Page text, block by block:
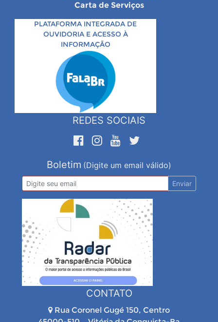
Carta de Serviços
PLATAFORMA INTEGRADA DE
OUVIDORIA E ACESSO À
INFORMAÇÃO
REDES SOCIAIS
Boletim (Digite um email válido)
Enviar
CONTATO
Rua Coronel Gugé 150, Centro